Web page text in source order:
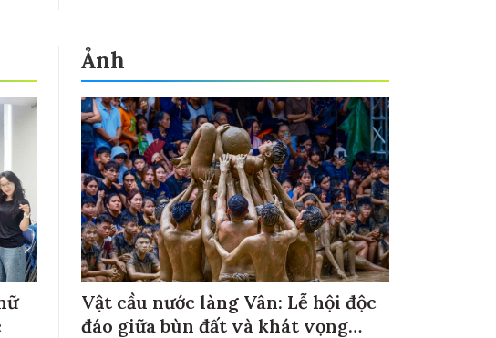
Ảnh
Vật cầu nước làng Vân: Lễ hội độc
đáo giữa bùn đất và khát vọng